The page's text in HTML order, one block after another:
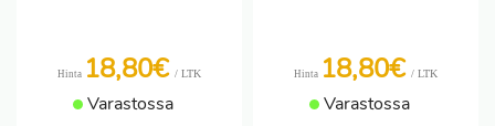
Hinta 18,80€ / LTK
Varastossa
Hinta 18,80€ / LTK
Varastossa